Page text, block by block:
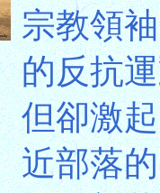
宗教領
的反抗
但卻激
近部落